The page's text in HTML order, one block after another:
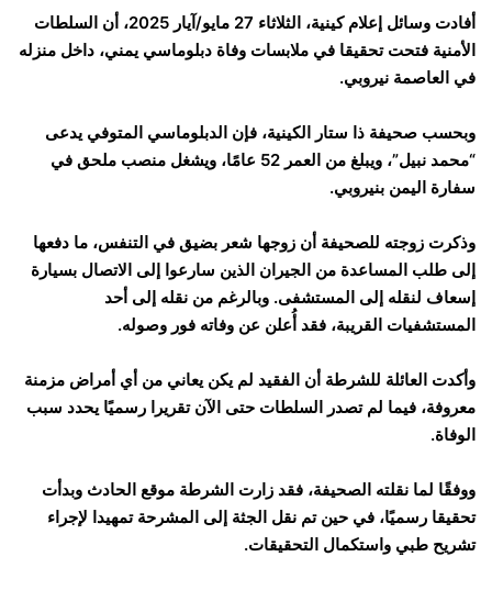
أفادت وسائل إعلام كينية، الثلاثاء 27 مايو/آيار 2025، أن السلطات
الأمنية فتحت تحقيقا في ملابسات وفاة دبلوماسي يمني، داخل منزله
في العاصمة نيروبي.
وبحسب صحيفة ذا ستار الكينية، فإن الدبلوماسي المتوفي يدعى
“محمد نبيل”، ويبلغ من العمر 52 عامًا، ويشغل منصب ملحق في
سفارة اليمن بنيروبي.
وذكرت زوجته للصحيفة أن زوجها شعر بضيق في التنفس، ما دفعها
إلى طلب المساعدة من الجيران الذين سارعوا إلى الاتصال بسيارة
إسعاف لنقله إلى المستشفى. وبالرغم من نقله إلى أحد
المستشفيات القريبة، فقد أُعلن عن وفاته فور وصوله.
وأكدت العائلة للشرطة أن الفقيد لم يكن يعاني من أي أمراض مزمنة
معروفة، فيما لم تصدر السلطات حتى الآن تقريرا رسميًا يحدد سبب
الوفاة.
ووفقًا لما نقلته الصحيفة، فقد زارت الشرطة موقع الحادث وبدأت
تحقيقا رسميًا، في حين تم نقل الجثة إلى المشرحة تمهيدا لإجراء
تشريح طبي واستكمال التحقيقات.